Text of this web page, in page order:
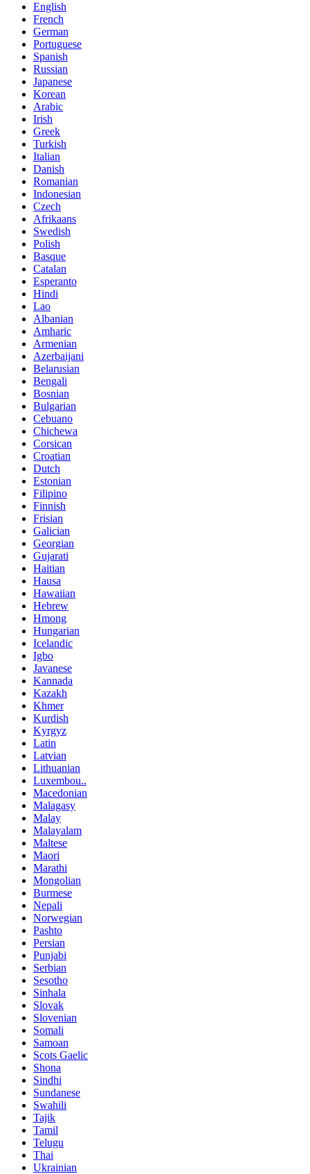
English
French
German
Portuguese
Spanish
Russian
Japanese
Korean
Arabic
Irish
Greek
Turkish
Italian
Danish
Romanian
Indonesian
Czech
Afrikaans
Swedish
Polish
Basque
Catalan
Esperanto
Hindi
Lao
Albanian
Amharic
Armenian
Azerbaijani
Belarusian
Bengali
Bosnian
Bulgarian
Cebuano
Chichewa
Corsican
Croatian
Dutch
Estonian
Filipino
Finnish
Frisian
Galician
Georgian
Gujarati
Haitian
Hausa
Hawaiian
Hebrew
Hmong
Hungarian
Icelandic
Igbo
Javanese
Kannada
Kazakh
Khmer
Kurdish
Kyrgyz
Latin
Latvian
Lithuanian
Luxembou..
Macedonian
Malagasy
Malay
Malayalam
Maltese
Maori
Marathi
Mongolian
Burmese
Nepali
Norwegian
Pashto
Persian
Punjabi
Serbian
Sesotho
Sinhala
Slovak
Slovenian
Somali
Samoan
Scots Gaelic
Shona
Sindhi
Sundanese
Swahili
Tajik
Tamil
Telugu
Thai
Ukrainian